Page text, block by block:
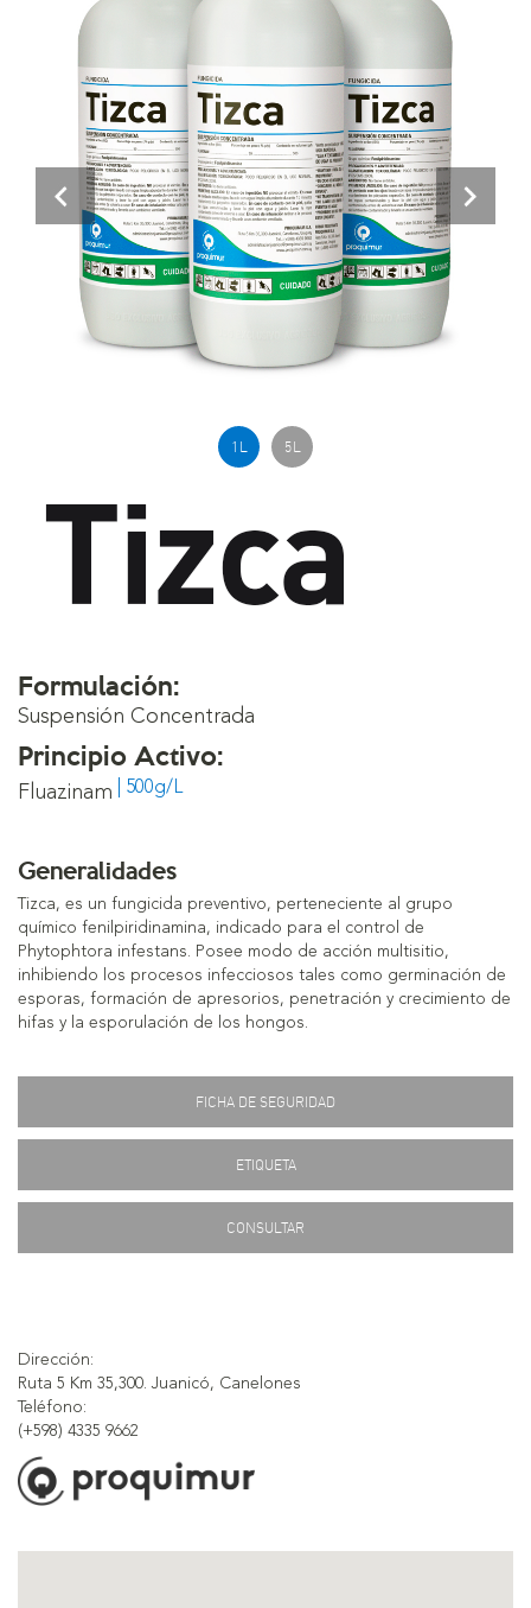
1 L 5 L
Previous Next
Formulación:
Suspensión Concentrada
Principio Activo:
Fluazinam | 500g/L
Generalidades
Tizca, es un fungicida preventivo, perteneciente al grupo
químico fenilpiridinamina, indicado para el control de
Phytophtora infestans. Posee modo de acción multisitio,
inhibiendo los procesos infecciosos tales como germinación de
esporas, formación de apresorios, penetración y crecimiento de
hifas y la esporulación de los hongos.
FICHA DE SEGURIDAD
ETIQUETA
CONSULTAR
Dirección:
Ruta 5 Km 35,300. Juanicó, Canelones
Teléfono:
(+598) 4335 9662